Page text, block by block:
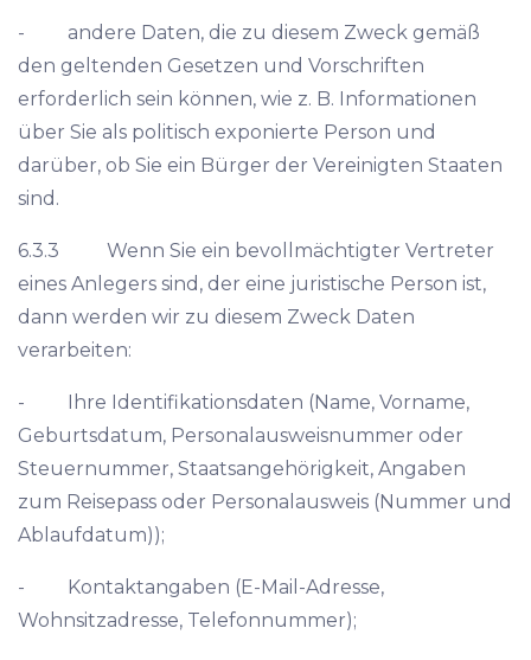
- andere Daten, die zu diesem Zweck gemäß
den geltenden Gesetzen und Vorschriften
erforderlich sein können, wie z. B. Informationen
über Sie als politisch exponierte Person und
darüber, ob Sie ein Bürger der Vereinigten Staaten
sind.
6.3.3 Wenn Sie ein bevollmächtigter Vertreter
eines Anlegers sind, der eine juristische Person ist,
dann werden wir zu diesem Zweck Daten
verarbeiten:
- Ihre Identifikationsdaten (Name, Vorname,
Geburtsdatum, Personalausweisnummer oder
Steuernummer, Staatsangehörigkeit, Angaben
zum Reisepass oder Personalausweis (Nummer und
Ablaufdatum));
- Kontaktangaben (E-Mail-Adresse,
Wohnsitzadresse, Telefonnummer);